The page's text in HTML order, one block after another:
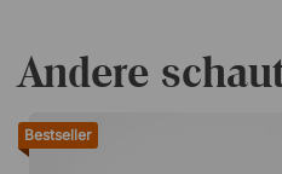
Andere
Bestseller